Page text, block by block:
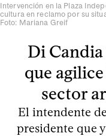
Intervención en la Plaza
cultura en reclamo por su
Foto: Mariana Greif
Di Candia
que
sector
El intendente
presidente que